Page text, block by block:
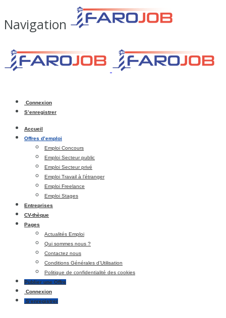
Navigation
Connexion
S’enregistrer
Accueil
Offres d’emploi
Emploi Concours
Emploi Secteur public
Emploi Secteur privé
Emploi Travail à l’étranger
Emploi Freelance
Emploi Stages
Entreprises
CV-thèque
Pages
Actualités Emploi
Qui sommes nous ?
Contactez nous
Conditions Générales d’Utilisation
Politique de confidentialité des cookies
Publier une Offre
Connexion
S’enregistrer